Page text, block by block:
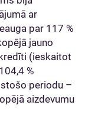
ar
par 117 %
jauno
(ieskaitot
%
periodu –
aizdevumu